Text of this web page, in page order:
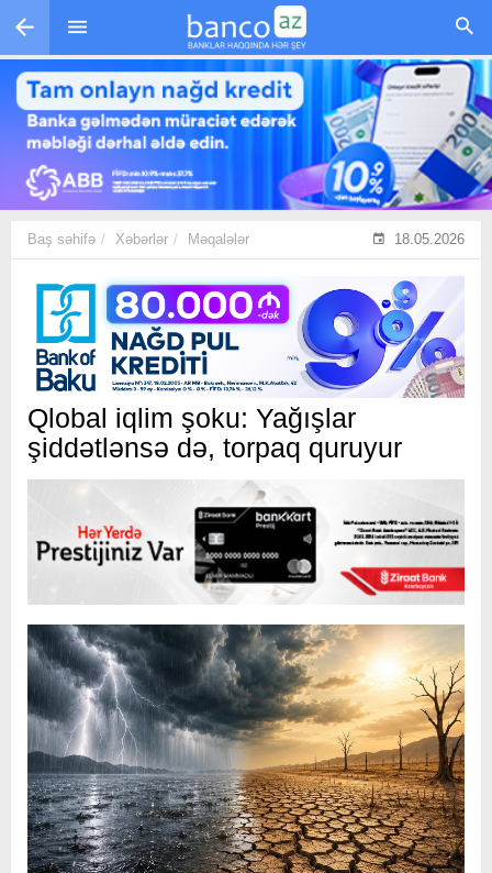
Skip to main content
Baş səhifə Xəbərlər Məqalələr 18.05.2026
Qlobal iqlim şoku: Yağışlar
şiddətlənsə də, torpaq quruyur